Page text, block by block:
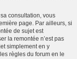
consultation, vous
page. Par ailleurs, si
de sujet est
la remontée n’est pas
simplement en y
règles du forum en le